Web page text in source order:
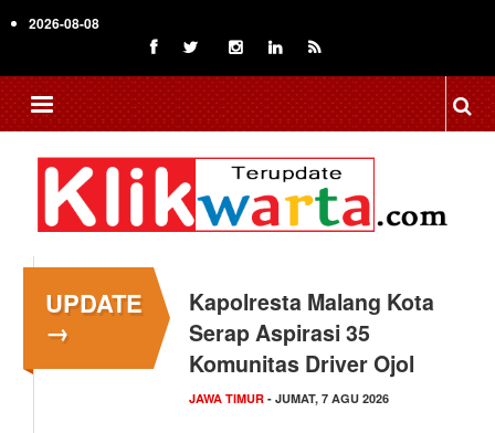
to
content
2026-08-08
UPDATE
→
Kapolresta Malang Kota
Serap Aspirasi 35
Komunitas Driver Ojol
JAWA TIMUR - JUMAT, 7 AGU 2026